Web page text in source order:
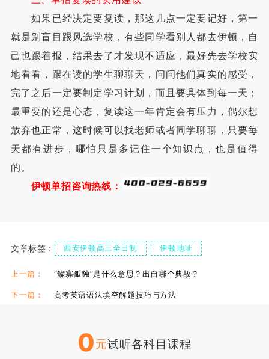
如果已经决定要复读，那这几点一定要记好，第一
就是别盲目跟风选学校，有些同学看别人都去伊顿，自
己也跟着报，结果去了才发现不适应，最好先去学校实
地看看，跟在读的学生聊聊天，问问他们真实的感受，
完了之后一定要制定学习计划，而且要具体到每一天；
最重要的还是心态，复读这一年肯定会有压力，偶尔想
放弃也正常，这时候可以找老师或者同学聊聊，只要每
天都有进步，哪怕只是多记住一个知识点，也是值得
的。
伊顿单招咨询热线：
文章标签： 西安伊顿高三全日制 伊顿地址
伊顿食宿情况 伊顿单招复读学校 伊顿单招集训课
上一篇： “鳏寡孤独”是什么意思？出自哪个典故？
下一篇： 高考英语语法填空解题技巧与方法
0元试听各科目课程